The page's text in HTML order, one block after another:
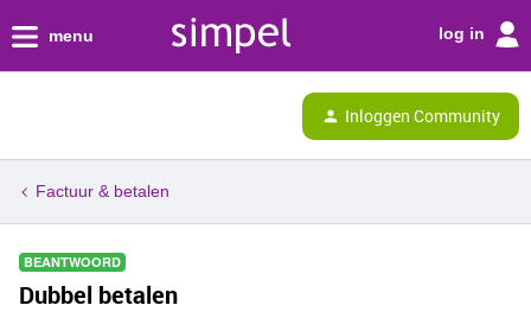
menu log in
Inloggen Community
Factuur & betalen
BEANTWOORD
Dubbel betalen